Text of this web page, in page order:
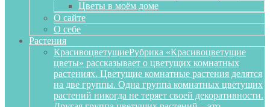
Цветы в моём доме
О сайте
О себе
Растения
КрасивоцветущиеРубрика «Красивоцветущие
цветы» рассказывает о цветущих комнатных
растениях. Цветущие комнатные растения делятся
на две группы. Одна группа комнатных цветущих
растений никогда не теряет своей декоративности.